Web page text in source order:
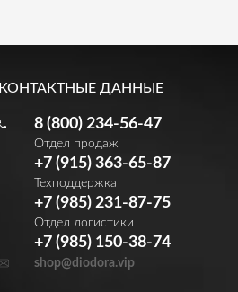
КОНТАКТНЫЕ ДАННЫЕ
8 (800) 234-56-47
Отдел продаж
+7 (915) 363-65-87
Техподдержка
+7 (985) 231-87-75
Отдел логистики
+7 (985) 150-38-74
shop@diodora.vip